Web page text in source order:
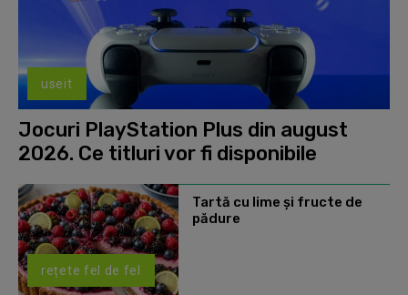
useit
Jocuri PlayStation Plus din august
2026. Ce titluri vor fi disponibile
rețete fel de fel
Tartă cu lime și fructe de
pădure